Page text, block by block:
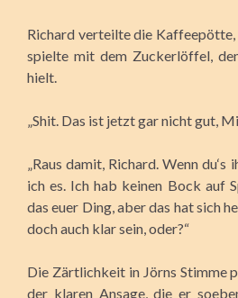
Richard verteilte die
spielte mit dem Zuckerlöffel,
hielt.
„Shit. Das ist jetzt gar nicht gut,
„Raus damit, Richard. Wenn
ich es. Ich hab keinen Bock auf
das euer Ding, aber das hat sich
doch auch klar sein, oder?“
Die Zärtlichkeit in Jörns Stimme
der klaren Ansage, die er